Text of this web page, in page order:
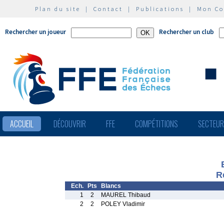
Plan du site | Contact | Publications | Mon
Rechercher un joueur Rechercher un club
ACCUEIL DÉCOUVRIR FFE COMPÉTITIONS
Ech. Pts
Blancs
1
2
MAUREL Thibaud
2
2
POLEY Vladimir